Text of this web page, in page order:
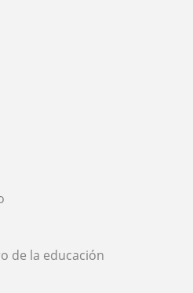
de la educación